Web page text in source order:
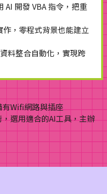
AI 開發 VBA 指令，把重
作，零程式背景也能建立
料整合自動化，實現跨
Wifi網路與插座
選用適合的AI工具，主辦